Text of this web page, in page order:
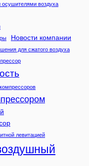
воздуха
Новости компании
для сжатого воздуха
левитацией